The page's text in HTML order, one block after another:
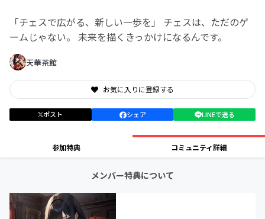
「チェスで広がる、新しい一歩を」 チェスは、ただのゲ
ームじゃない。 未来を描くきっかけになるんです。
天華茶館
お気に入りに登録する
ポスト シェア LINEで送る
参加特典 コミュニティ詳細
メンバー特典について